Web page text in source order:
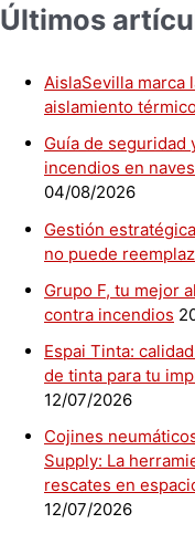
Últimos
AislaSevilla marca
aislamiento
Guía de
incendios en
04/08/2026
Gestión
no puede
Grupo F, tu mejor
contra incendios
Espai Tinta:
de tinta para tu
12/07/2026
Cojines
Supply: La
rescates en
12/07/2026